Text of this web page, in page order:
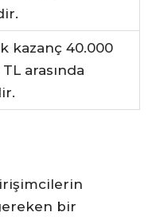
kazanç 40.000
arasında
bir